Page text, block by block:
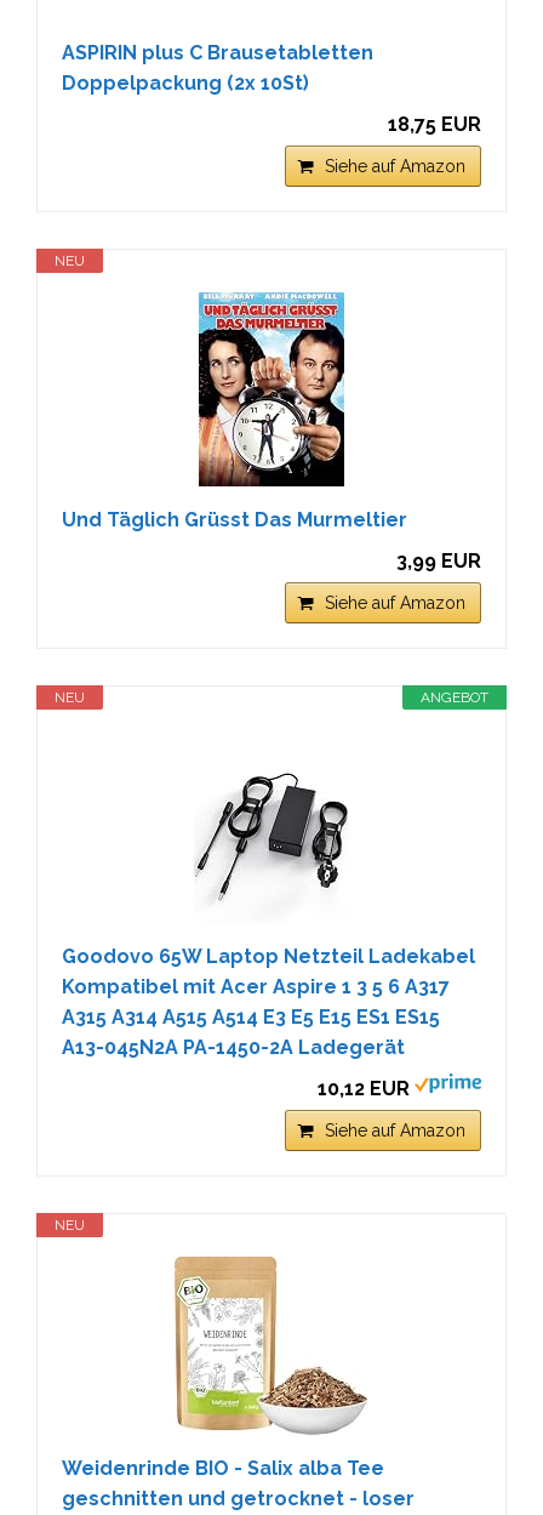
ASPIRIN plus C Brausetabletten
Doppelpackung (2x 10St)
18,75 EUR
Siehe auf Amazon
NEU
Und Täglich Grüsst Das Murmeltier
3,99 EUR
Siehe auf Amazon
ANGEBOT
NEU
Goodovo 65W Laptop Netzteil Ladekabel
Kompatibel mit Acer Aspire 1 3 5 6 A317
A315 A314 A515 A514 E3 E5 E15 ES1 ES15
A13-045N2A PA-1450-2A Ladegerät
10,12 EUR
Siehe auf Amazon
NEU
Weidenrinde BIO - Salix alba Tee
geschnitten und getrocknet - loser